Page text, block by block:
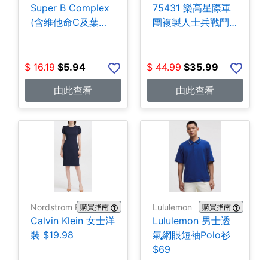
Super B Complex
(含維他命C及葉酸)
$ 16.19 $5.94
由此查看
75431 樂高星際軍
團複製人士兵戰鬥
$ 44.99 $35.99
由此查看
Nordstrom Rack購買指南
Calvin Klein 女士洋
裝 $19.98
Lululemon 購買指南
Lululemon 男士透
氣網眼短袖Polo衫
$69